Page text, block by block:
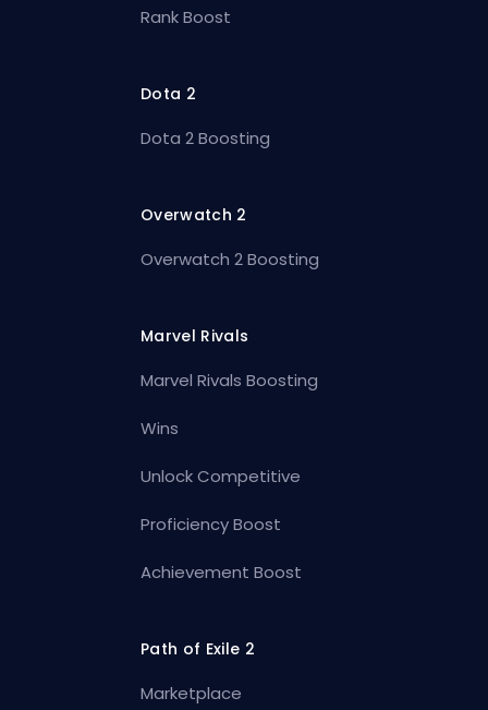
Rank Boost
Dota 2
Dota 2 Boosting
Overwatch 2
Overwatch 2 Boosting
Marvel Rivals
Marvel Rivals Boosting
Wins
Unlock Competitive
Proficiency Boost
Achievement Boost
Path of Exile 2
Marketplace